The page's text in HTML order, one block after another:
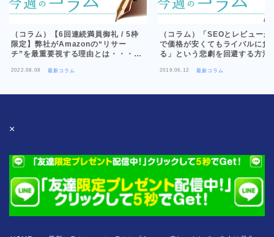
（コラム）【6回連続満員御礼 / 5枠
限定】弊社がAmazonの“リサー
チ”を最重要視する理由とは・・・
2022.08.08 最新コラム
（コラム）「SEOとレビューが
で価格が安くてもライバルに負
る」という悲劇を回避する方法
2019.06.12 最新コラム
×